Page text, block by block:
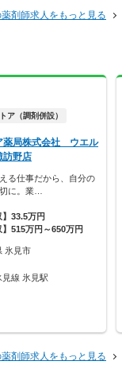
剤師求人をもっと見る
ア（調剤併設）
薬局株式会社 ウエル
訪野店
る仕事だから、自分の
に。業…
】33.5万円
】515万円～650万円
氷見市
見線 氷見駅
剤師求人をもっと見る